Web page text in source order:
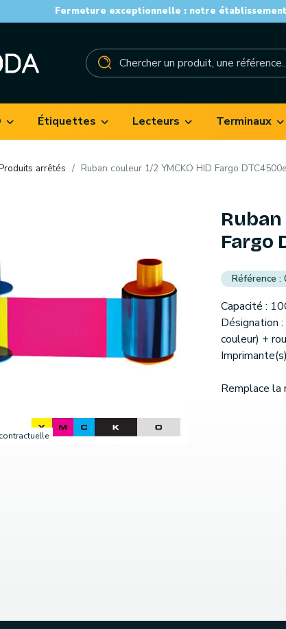
Fermeture exceptionnelle : notre
Étiquettes Lecteurs Terminaux
arrêtés Ruban couleur 1/2 YMCKO HID Fargo
Ruban
Fargo
Capacité :
Désignation
couleur) +
Remplace